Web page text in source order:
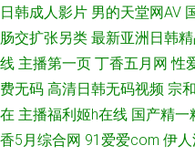
视频网站导航 91H片下载入口大全
自啪 影音先锋中文AV 欧美性交免
国产亚洲欧洲高潮 91精品国产 蜜
日韩成人影片 男的天堂网AV
肠交扩张另类 最新亚洲日韩
线 主播第一页 丁香五月网 性
费无码 高清日韩无码视频 宗
在 主播福利姬h在线 国产精一
香5月综合网 91爱爱com 伊